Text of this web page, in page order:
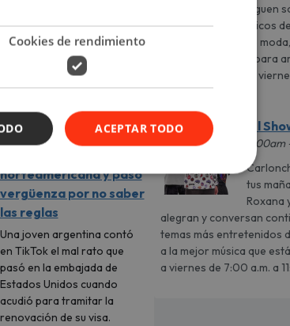
norteamericana y pasó
vergüenza por no saber
las reglas
Una joven argentina contó
en TikTok el mal rato que
pasó en la embajada de
Estados Unidos cuando
acudió para tramitar la
renovación de su visa.
género urbano y siguen
día de hoy. Los clásicos
siempre estarán de
conectan y música para
se debe. De lunes a
7:00 a. m.
'El
tus
Roxana
alegran y conversan
temas más entretenidos
a la mejor música que
a viernes de 7:00 a.m. a
Cookies de rendimiento
ACEPTAR TODO